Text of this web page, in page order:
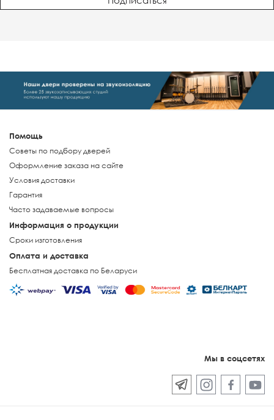
Помощь
Советы по подбору дверей
Оформление заказа на сайте
Условия доставки
Гарантия
Часто задаваемые вопросы
Информация о продукции
Сроки изготовления
Оплата и доставка
Бесплатная доставка по Беларуси
Мы в соцсетях